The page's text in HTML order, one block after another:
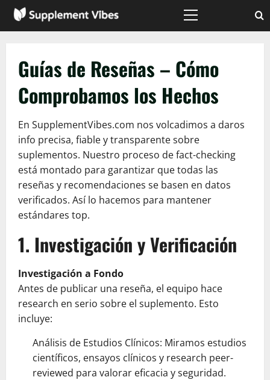
Saltar
Menú
Guías de Reseñas – Cómo
Comprobamos los Hechos
En SupplementVibes.com nos volcadimos a daros
info precisa, fiable y transparente sobre
suplementos. Nuestro proceso de fact-checking
está montado para garantizar que todas las
reseñas y recomendaciones se basen en datos
verificados. Así lo hacemos para mantener
estándares top.
1. Investigación y Verificación
Investigación a Fondo
Antes de publicar una reseña, el equipo hace
research en serio sobre el suplemento. Esto
incluye:
Análisis de Estudios Clínicos: Miramos estudios
científicos, ensayos clínicos y research peer-
reviewed para valorar eficacia y seguridad.